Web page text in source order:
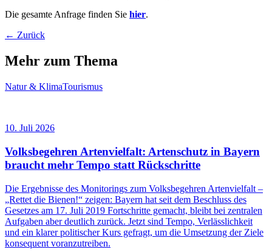
Die gesamte Anfrage finden Sie hier.
← Zurück
Mehr zum Thema
Natur & KlimaTourismus
10. Juli 2026
Volksbegehren Artenvielfalt: Artenschutz in Bayern
braucht mehr Tempo statt Rückschritte
Die Ergebnisse des Monitorings zum Volksbegehren Artenvielfalt –
„Rettet die Bienen!“ zeigen: Bayern hat seit dem Beschluss des
Gesetzes am 17. Juli 2019 Fortschritte gemacht, bleibt bei zentralen
Aufgaben aber deutlich zurück. Jetzt sind Tempo, Verlässlichkeit
und ein klarer politischer Kurs gefragt, um die Umsetzung der Ziele
konsequent voranzutreiben.